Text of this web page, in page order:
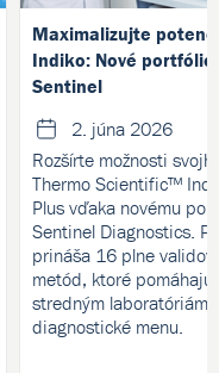
Maximalizujte
Indiko: Nové
Sentinel
2. júna 2026
Rozšírte možnosti
Thermo Scientific™
Plus vďaka novému
Sentinel Diagnostics.
prináša 16 plne
metód, ktoré pomáhajú
stredným laboratóriám
diagnostické menu.